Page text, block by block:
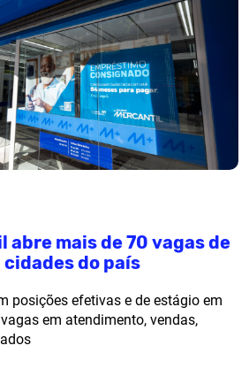
abre mais de 70 vagas de
do país
posições efetivas e de estágio em
em atendimento, vendas,